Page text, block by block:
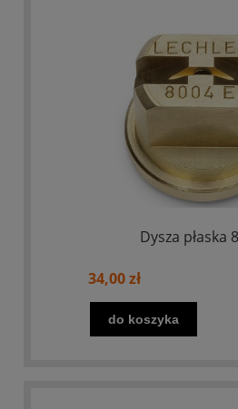
Dysza płaska
34,00 zł
do koszyka